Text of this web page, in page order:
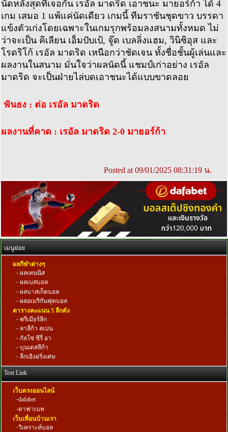
เมนูย่อย
ผลกีฬาต่างๆ
- ผลเทนนิส
- ผลเบสบอล
- ผลบาสเก็ตบอล
- ผลอเมริกันฟุตบอล
ตารางคะแนน 5 ลีกดัง
- พรีเมียร์ลีก
- ลาลีก้า สเปน
- กัลโช่ ซีรี่ อา
- บุนเดสลีก้า
- ลีกเอิงฝรั่งเศษ
Text Link
เว็บตรงออนไลน์
-dafabet
-ดาฟาเบท
เว็บเพื่อนบ้านเรา
-วิเคราะห์บอล
นัดหลังสุดที่เจอกัน เรอัล มาดริด เอาชนะ มายอร์ก้า ได้ 4
เกม เสมอ 1 แพ้แค่นัดเดียว เกมนี้ ทีมราชันชุดขาว บรรดา
แข้งตัวเก่งโดยเฉพาะในเกมรุกพร้อมลงสนามทั้งหมด ไม่
ว่าจะเป็น คิเลียน เอ็มปับเป้, จู๊ด เบลลิ่งแฮม, วินิซิอุส และ
โรดริโก้ เรอัล มาดริด เหนือกว่าชัดเจน ทั้งชื่อชั้นผู้เล่นและ
ผลงานในสนาม มั่นใจว่าผลนัดนี้ แชมป์เก่าอย่าง เรอัล
มาดริด จะเป็นฝ่ายไล่บดเอาชนะได้แบบขาดลอย
ฟันธง : ต่อ เรอัล มาดริด
ผลงานที่คาด : เรอัล มาดริด 2-0 มายอร์ก้า
Posted at 09/01/2025 08:31:19 น.